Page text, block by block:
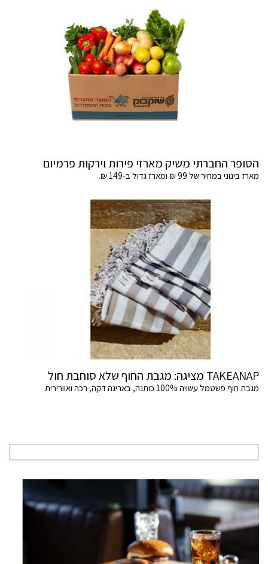
הסופר החברתי משיק מארזי פירות וירקות פרמיום
מארז בינוני במחיר של 99 ₪ ומארז גדול ב-149 ₪.
TAKEANAP מציגה: מגבת החוף שלא סוחבת חול
מגבת חוף פשטמל עשויה 100% כותנה, באריגה דקה, רכה ואוורירית.